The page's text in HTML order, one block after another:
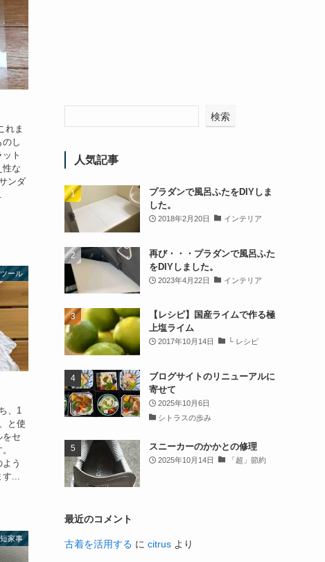
れま
し
ト
性な
ンダ
ール
、1
と使
をセ
う
...
家事
検索
人気記事
プラダンで風呂ふたをDIYしま
した。
2018年2月20日 インテリア
再び・・・プラダンで風呂ふた
をDIYしました。
2023年4月22日 インテリア
【レシピ】国産ライムで作る極
上塩ライム
2017年10月14日 └ レシピ
ブログサイトのリニューアルに
寄せて
2025年10月6日
シトラスの歩み
スニーカーのかかとの修理
2025年10月14日 「超」節約
最近のコメント
古着を活用する に citrus より